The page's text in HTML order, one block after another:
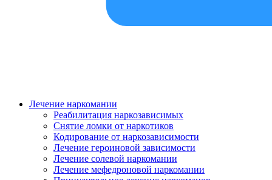
Лечение наркомании
Реабилитация наркозависимых
Снятие ломки от наркотиков
Кодирование от наркозависимости
Лечение героиновой зависимости
Лечение солевой наркомании
Лечение мефедроновой наркомании